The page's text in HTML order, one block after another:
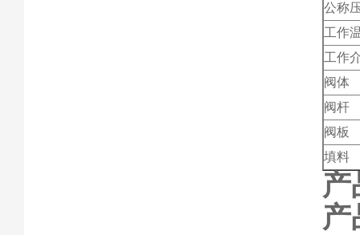
公称
工作
工作
阀体
阀杆
阀板
填料
产
产